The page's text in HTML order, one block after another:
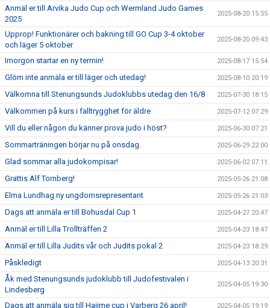
Anmäl er till Arvika Judo Cup och Wermland Judo Games
2025
2025-08-20 15:55
Upprop! Funktionärer och bakning till GO Cup 3-4 oktober
och läger 5 oktober
2025-08-20 09:43
Imorgon startar en ny termin! 2025-08-17 15:54
Glöm inte anmäla er till läger och utedag! 2025-08-10 20:19
Välkomna till Stenungsunds Judoklubbs utedag den 16/8 2025-07-30 18:15
Välkommen på kurs i falltrygghet för äldre 2025-07-12 07:29
Vill du eller någon du känner prova judo i höst? 2025-06-30 07:21
Sommarträningen börjar nu på onsdag. 2025-06-29 22:00
Glad sommar alla judokompisar! 2025-06-02 07:11
Grattis Alf Tornberg! 2025-05-26 21:08
Elma Lundhag ny ungdomsrepresentant 2025-05-26 21:03
Dags att anmäla er till Bohusdal Cup 1 2025-04-27 20:47
Anmäl er till Lilla Trollträffen 2 2025-04-23 18:47
Anmäl er till Lilla Judits vår och Judits pokal 2 2025-04-23 18:29
Påskledigt 2025-04-13 20:31
Åk med Stenungsunds judoklubb till Judofestivalen i
Lindesberg
2025-04-05 19:30
Dags att anmäla sig till Hajime cup i Varberg 26 april! 2025-04-05 19:19